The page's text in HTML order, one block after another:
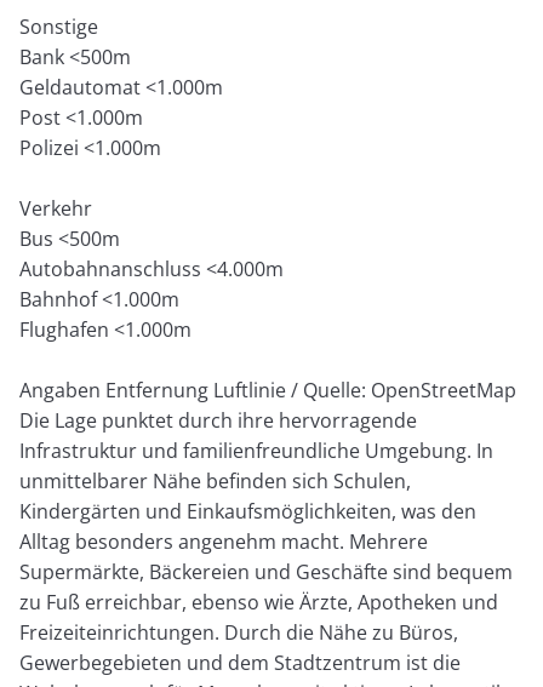
Sonstige
Bank <500m
Geldautomat <1.000m
Post <1.000m
Polizei <1.000m
Verkehr
Bus <500m
Autobahnanschluss <4.000m
Bahnhof <1.000m
Flughafen <1.000m
Angaben Entfernung Luftlinie / Quelle: OpenStreetMap
Die Lage punktet durch ihre hervorragende
Infrastruktur und familienfreundliche Umgebung. In
unmittelbarer Nähe befinden sich Schulen,
Kindergärten und Einkaufsmöglichkeiten, was den
Alltag besonders angenehm macht. Mehrere
Supermärkte, Bäckereien und Geschäfte sind bequem
zu Fuß erreichbar, ebenso wie Ärzte, Apotheken und
Freizeiteinrichtungen. Durch die Nähe zu Büros,
Gewerbegebieten und dem Stadtzentrum ist die